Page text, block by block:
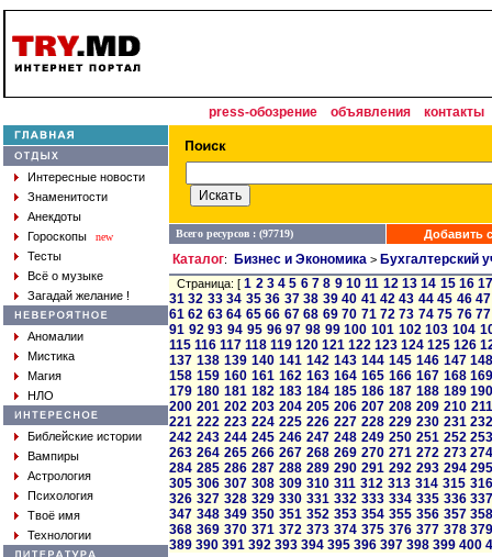
press-обозрение объявления контакты
Интересные новости
Знаменитости
Анекдоты
Гороскопы
new
Тесты
Всё о музыке
Загадай желание !
Аномалии
Мистика
Магия
НЛО
Библейские истории
Вампиры
Астрология
Психология
Твоё имя
Технологии
Всего ресурсов : (97719) Добавить
Каталог: Бизнес и Экономика > Бухгалтерский
Страница: [1 2 3 4 5 6 7 8 9 10 11 12 13 14 15 16
31 32 33 34 35 36 37 38 39 40 41 42 43 44 45 46 47
61 62 63 64 65 66 67 68 69 70 71 72 73 74 75 76 77
91 92 93 94 95 96 97 98 99 100 101 102 103 104
115 116 117 118 119 120 121 122 123 124 125 126
137 138 139 140 141 142 143 144 145 146 147
158 159 160 161 162 163 164 165 166 167 168
179 180 181 182 183 184 185 186 187 188 189
200 201 202 203 204 205 206 207 208 209 210 211
221 222 223 224 225 226 227 228 229 230 231
242 243 244 245 246 247 248 249 250 251 252
263 264 265 266 267 268 269 270 271 272 273
284 285 286 287 288 289 290 291 292 293 294
305 306 307 308 309 310 311 312 313 314 315 316
326 327 328 329 330 331 332 333 334 335 336
347 348 349 350 351 352 353 354 355 356 357
368 369 370 371 372 373 374 375 376 377 378
389 390 391 392 393 394 395 396 397 398 399 400